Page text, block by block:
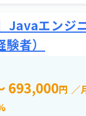
Javaエンジ
者）
693,000円 ／